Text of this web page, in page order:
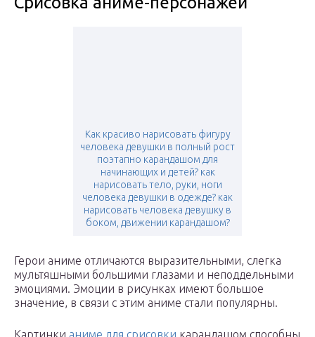
Как красиво нарисовать фигуру
человека девушки в полный рост
поэтапно карандашом для
начинающих и детей? как
нарисовать тело, руки, ноги
человека девушки в одежде? как
нарисовать человека девушку в
боком, движении карандашом?
Герои аниме отличаются выразительными, слегка
мультяшными большими глазами и неподдельными
эмоциями. Эмоции в рисунках имеют большое
значение, в связи с этим аниме стали популярны.
Картинки аниме для срисовки карандашом способны